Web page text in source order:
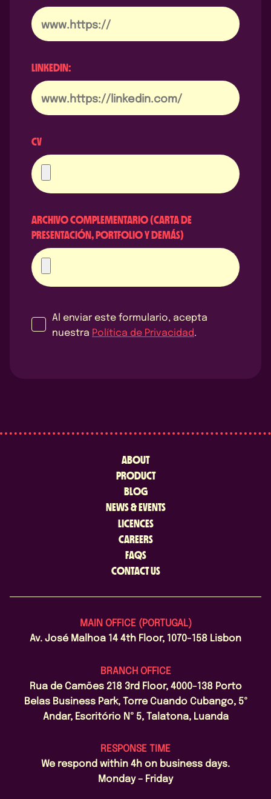
LINKEDIN:
CV
ARCHIVO COMPLEMENTARIO (CARTA DE
PRESENTACIÓN, PORTFOLIO Y DEMÁS)
Al enviar este formulario, acepta
nuestra Política de Privacidad.
ABOUT
PRODUCT
BLOG
NEWS & EVENTS
LICENCES
CAREERS
FAQS
CONTACT US
MAIN OFFICE (PORTUGAL)
Av. José Malhoa 14 4th Floor, 1070-158 Lisbon
BRANCH OFFICE
Rua de Camões 218 3rd Floor, 4000-138 Porto
Belas Business Park, Torre Cuando Cubango, 5º
Andar, Escritório Nº 5, Talatona, Luanda
RESPONSE TIME
We respond within 4h on business days.
Monday – Friday